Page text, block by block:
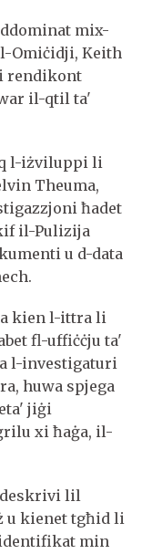
mix-
Omiċidji, Keith
rendikont
il-qtil ta'
l-iżviluppi li
Theuma,
ħadet
il-Pulizija
u d-data
kien l-ittra li
fl-uffiċċju ta'
l-investigaturi
huwa spjega
jiġi
xi ħaġa, il-
lil
u kienet tgħid li
min